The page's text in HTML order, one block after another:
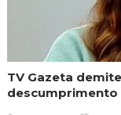
TV Gazeta
descumprimento